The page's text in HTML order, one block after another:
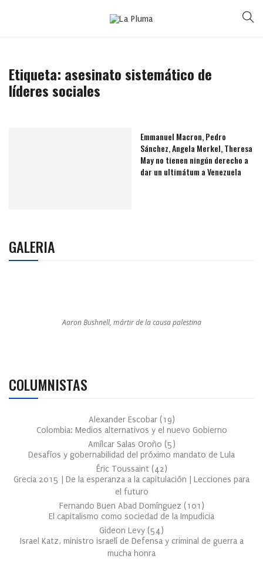
Etiqueta: asesinato sistemático de
líderes sociales
Emmanuel Macron, Pedro
Sánchez, Angela Merkel, Theresa
May no tienen ningún derecho a
dar un ultimátum a Venezuela
GALERIA
Aaron Bushnell, mártir de la causa palestina
COLUMNISTAS
Alexander Escobar (19)
Colombia: Medios alternativos y el nuevo Gobierno
Amílcar Salas Oroño (5)
Desafíos y gobernabilidad del próximo mandato de Lula
Éric Toussaint (42)
Grecia 2015 | De la esperanza a la capitulación | Lecciones para
el futuro
Fernando Buen Abad Domínguez (101 )
El capitalismo como sociedad de la Impudicia
Gideon Levy (54)
Israel Katz, ministro israelí de Defensa y criminal de guerra a
mucha honra